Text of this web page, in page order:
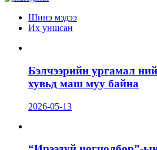
Шинэ мэдээ
Их уншсан
Бэлчээрийн ургамал
хувьд маш муу байна
2026-05-13